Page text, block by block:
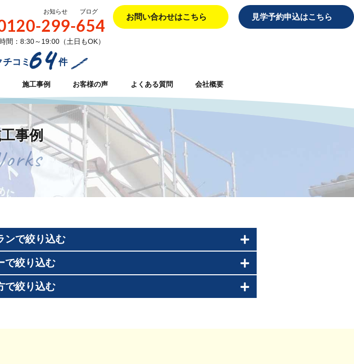
お知らせ ブログ
299-654
間：8:30～19:00（土日もOK）
お問い合わせはこちら 見学予約申込はこちら
コミ64 件
施工事例 お客様の声 よくある質問 会社概要
事例
ンで絞り込む
で絞り込む
で絞り込む